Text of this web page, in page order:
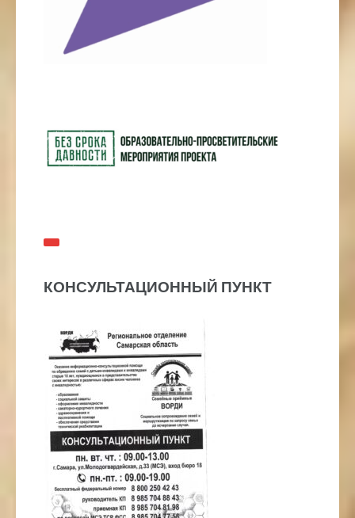
КОНСУЛЬТАЦИОННЫЙ ПУНКТ